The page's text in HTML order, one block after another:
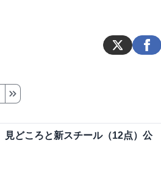
見どころと新スチール（12点）公